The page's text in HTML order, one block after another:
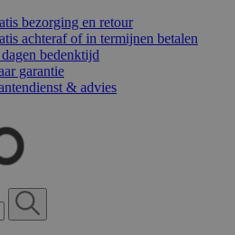
bezorging en retour
achteraf of in termijnen betalen
bedenktijd
garantie
& advies